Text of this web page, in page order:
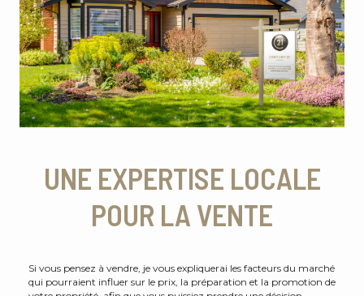
UNE EXPERTISE LOCALE
POUR LA VENTE
Si vous pensez à vendre, je vous expliquerai les facteurs du marché
qui pourraient influer sur le prix, la préparation et la promotion de